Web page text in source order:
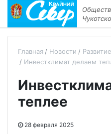
Главная Новости
Инвестклимат делаем
теплее
28 февраля 2025